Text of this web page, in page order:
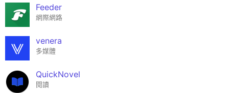
Feeder
網際網路
venera
多媒體
QuickNovel
閱讀